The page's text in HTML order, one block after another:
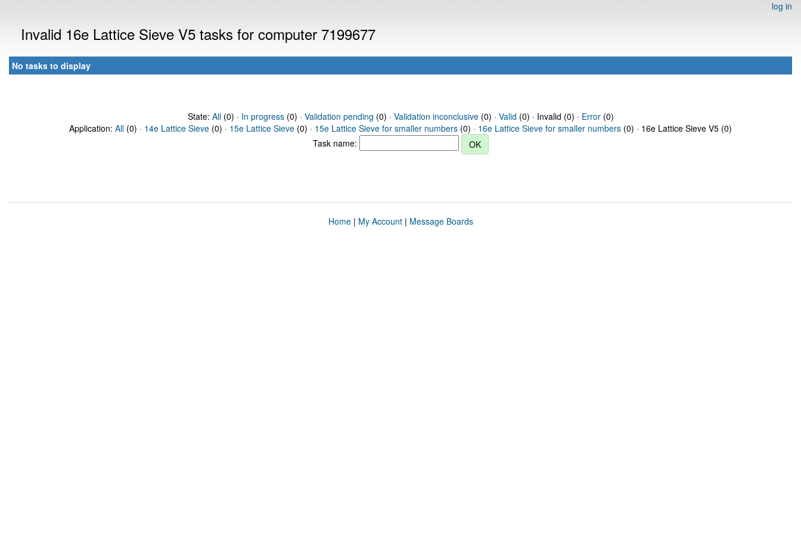
log in
Invalid 16e Lattice Sieve V5 tasks for computer 7199677
No tasks to display
State: All(0) · In progress(0) · Validation pending (0) · Validation inconclusive(0) · Valid (0) · Invalid (0) · Error(0)
Application: All (0) · 14e Lattice Sieve (0) · 15e Lattice Sieve (0) · 15e Lattice Sieve for smaller numbers (0) · 16e Lattice Sieve for smaller numbers (0) · 16e Lattice Sieve V5 (0)
Task name:
Home| My Account| Message Boards